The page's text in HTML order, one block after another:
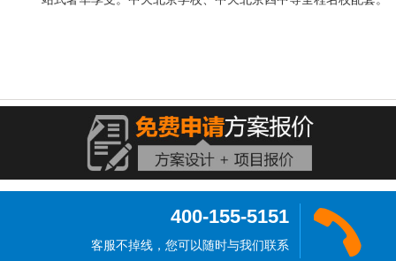
400-155-5151
客服不掉线，您可以随时与我们联系